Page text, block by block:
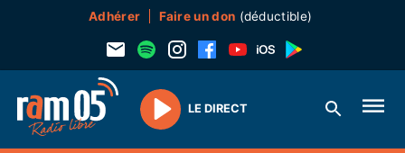
Adhérer Faire un don (déductible)
Play
LE DIRECT